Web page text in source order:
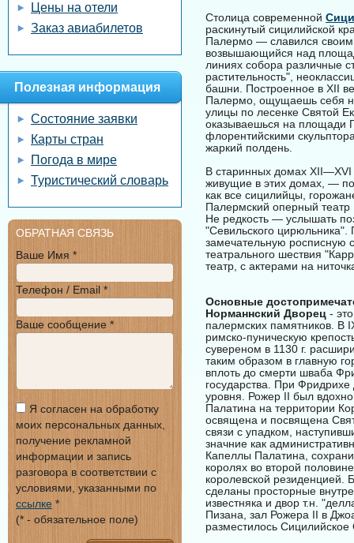
Столица современной
раскинутый сицилийской
Палермо — славился
возвышающийся над
линиях собора различные
растительность",
башни. Построенное в XII
Палермо, ощущаешь себя
улицы по лесенке Святой
оказываешься на площади
флорентийскими
жаркий полдень.
В старинных домах XII—XVI
живущие в этих домах, —
как все сицилийцы,
Палермский оперный
Не редкость — услышать
"Севильского цирюльника".
замечательную росписную
театрального шествия
театр, с актерами на
Основные
Норманнский Дворец -
палермских памятников. В
римско-пуническую
сувереном в 1130 г.
таким образом в главную
вплоть до смерти шваба
государства. При Фридрихе
уровня. Рожер II был
Палатина на территории
освящена и посвящена
связи с упадком,
значние как
Капеллы Палатина,
королях во второй
королевской
сделаны просторные
известняка и двор т.н.
Пизана, зал Рожера II в
разместилось
Цены на отели
Заказ авиабилетов
Полезная информация
Состояние заявки
Карты стран
Погода в мире
Туристический словарь
ОБРАТНАЯ СВЯЗЬ
Ваше Имя *
Телефон / Email *
Ваше сообщение *
Я согласен на обработку
моих персональных данных,
получение рекламной
информации и запись
разговора в соответствии с
условиями, указанными по
ссылке *
(* - обязательное поле)